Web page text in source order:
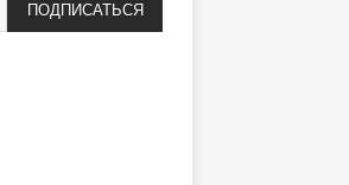
ПОДПИСАТЬСЯ